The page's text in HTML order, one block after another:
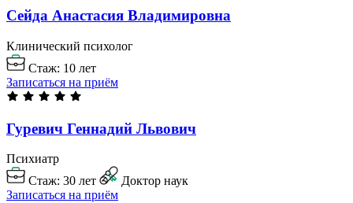
Сейда Анастасия Владимировна
Клинический психолог
Стаж: 10 лет
Записаться на приём
Гуревич Геннадий Львович
Психиатр
Стаж: 30 лет
Доктор наук
Записаться на приём